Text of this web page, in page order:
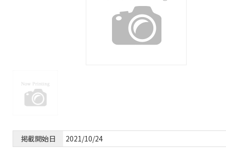
掲載開始日 2021/10/24